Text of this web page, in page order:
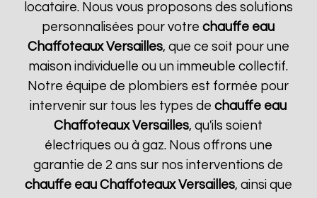
locataire. Nous vous proposons des solutions
personnalisées pour votrechauffe eau
Chaffoteaux Versailles, que ce soit pour une
maison individuelle ou un immeuble collectif.
Notre équipe de plombiers est formée pour
intervenir sur tous les types dechauffe eau
Chaffoteaux Versailles, qu'ils soient
électriques ou à gaz. Nous offrons une
garantie de 2 ans sur nos interventions de
chauffe eau Chaffoteaux Versailles, ainsi que